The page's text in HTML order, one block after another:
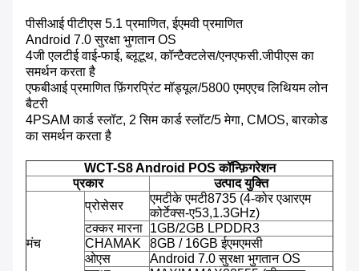
पीसीआई पीटीएस 5.1 प्रमाणित, ईएमवी प्रमाणित
Android 7.0 सुरक्षा भुगतान OS
4जी एलटीई वाई-फाई, ब्लूटूथ, कॉन्टैक्टलेस/एनएफसी.जीपीएस का
समर्थन करता है
एफबीआई प्रमाणित फ़िंगरप्रिंट मॉड्यूल/5800 एमएएच लिथियम लोन
बैटरी
4PSAM कार्ड स्लॉट, 2 सिम कार्ड स्लॉट/5 मेगा, CMOS, बारकोड
का समर्थन करता है
WCT-S8 Android POS कॉन्फ़िगरेशन
प्रकार
उत्पाद युक्ति
मंच
प्रोसेसर
एमटीके एमटी8735 (4-कोर एआरएम
कोर्टेक्स-ए53,1.3GHz)
टक्कर मारना 1GB/2GB LPDDR3
CHAMAK
8GB / 16GB ईएमएमसी
ओएस
Android 7.0 सुरक्षा भुगतान OS